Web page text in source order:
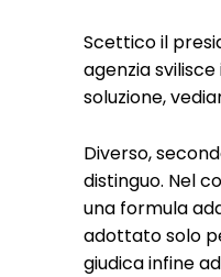
Scettico il
agenzia
soluzione,
Diverso,
distinguo. Nel
una formula
adottato solo
giudica infine